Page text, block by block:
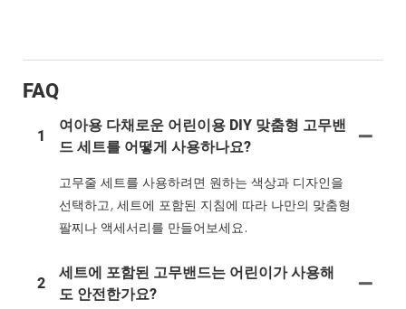
FAQ
1
여아용 다채로운 어린이용 DIY 맞춤형 고무밴
드 세트를 어떻게 사용하나요?
고무줄 세트를 사용하려면 원하는 색상과 디자인을
선택하고, 세트에 포함된 지침에 따라 나만의 맞춤형
팔찌나 액세서리를 만들어보세요.
2
세트에 포함된 고무밴드는 어린이가 사용해
도 안전한가요?